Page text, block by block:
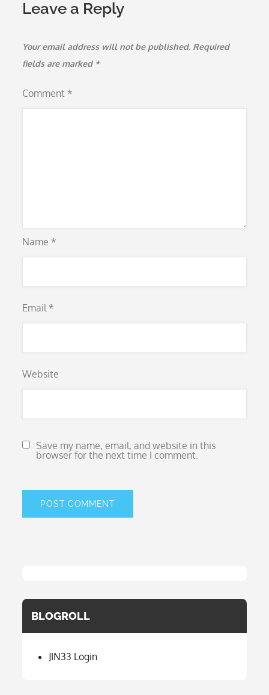
Leave a Reply
Your email address will not be published. Required
fields are marked *
Comment *
Name *
Email *
Website
Save my name, email, and website in this
browser for the next time I comment.
BLOGROLL
JIN33 Login